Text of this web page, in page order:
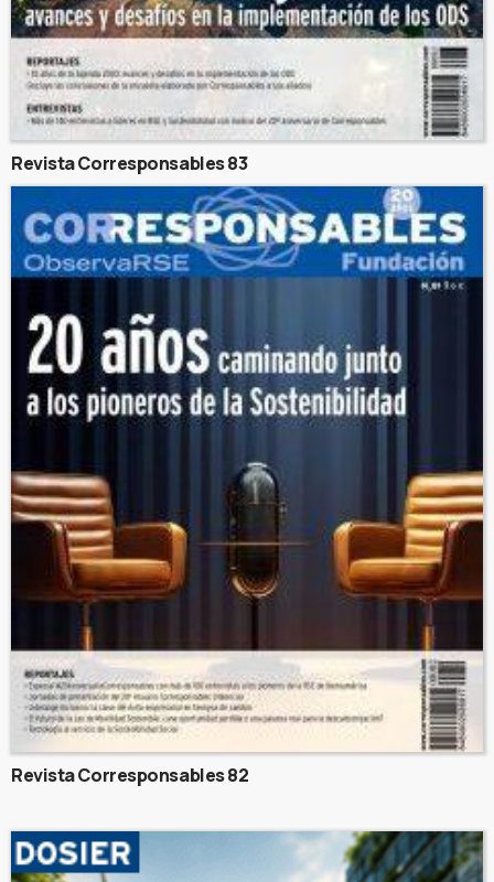
Revista Corresponsables 83
Revista Corresponsables 82